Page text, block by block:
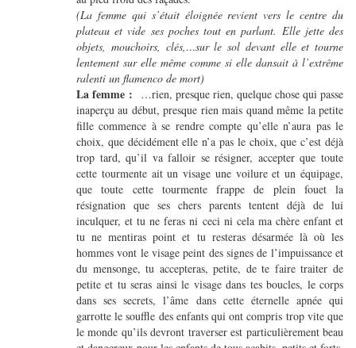
(La femme qui s’était éloignée revient vers le centre du
plateau et vide ses poches tout en parlant. Elle jette des
objets, mouchoirs, clés,…sur le sol devant elle et tourne
lentement sur elle même comme si elle dansait à l’extrême
ralenti un flamenco de mort)
La femme : …rien, presque rien, quelque chose qui passe
inaperçu au début, presque rien mais quand même la petite
fille commence à se rendre compte qu’elle n’aura pas le
choix, que décidément elle n’a pas le choix, que c’est déjà
trop tard, qu’il va falloir se résigner, accepter que toute
cette tourmente ait un visage une voilure et un équipage,
que toute cette tourmente frappe de plein fouet la
résignation que ses chers parents tentent déjà de lui
inculquer, et tu ne feras ni ceci ni cela ma chère enfant et
tu ne mentiras point et tu resteras désarmée là où les
hommes vont le visage peint des signes de l’impuissance et
du mensonge, tu accepteras, petite, de te faire traiter de
petite et tu seras ainsi le visage dans tes boucles, le corps
dans ses secrets, l’âme dans cette éternelle apnée qui
garrotte le souffle des enfants qui ont compris trop vite que
le monde qu’ils devront traverser est particulièrement beau